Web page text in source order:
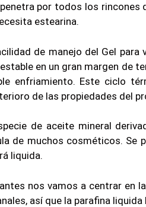
por todos los rincones
estearina.
de manejo del Gel
en un gran margen de
enfriamiento. Este ciclo
de las propiedades del
de aceite mineral
de muchos cosméticos. Se
liquida.
nos vamos a centrar en
así que la parafina